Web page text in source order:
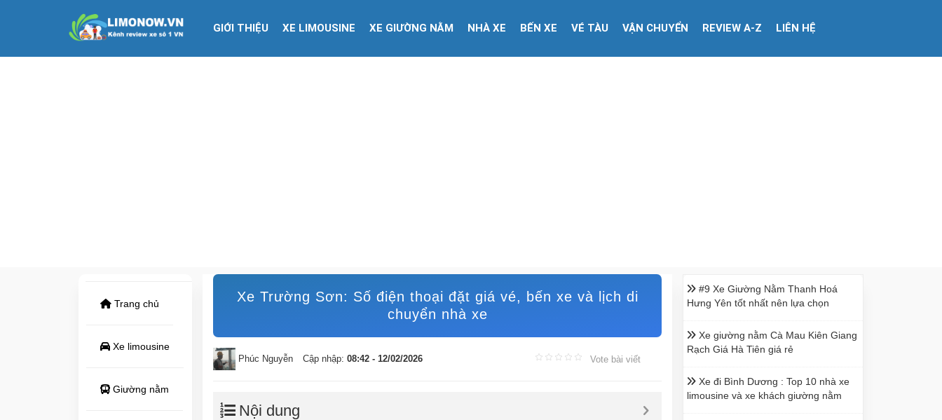
GIỚI THIỆU XE LIMOUSINE XE GIƯỜNG NẰM NHÀ XE BẾN XE VÉ TÀU VẬN CHUYỂN REVIEW A-Z LIÊN HỆ
Trang chủ
Xe limousine
Giường nằm
Xe Trường Sơn: Số điện thoại đặt giá vé, bến xe và lịch di
chuyển nhà xe
Phúc Nguyễn Cập nhập: 08:42 - 12/02/2026 Vote bài viết
Nội dung
#9 Xe Giường Nằm Thanh Hoá
Hưng Yên tốt nhất nên lựa chọn
Xe giường nằm Cà Mau Kiên Giang
Rạch Giá Hà Tiên giá rẻ
Xe đi Bình Dương : Top 10 nhà xe
limousine và xe khách giường nằm